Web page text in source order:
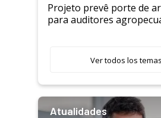
Projeto prevê porte de
para auditores
Ver todos los temas
Atualidades